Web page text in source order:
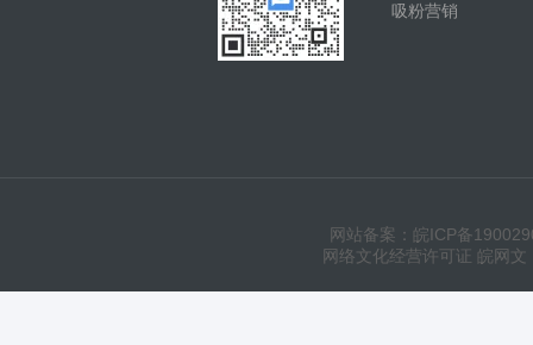
吸粉营销
网站备案：皖ICP备
网络文化经营许可证 皖网